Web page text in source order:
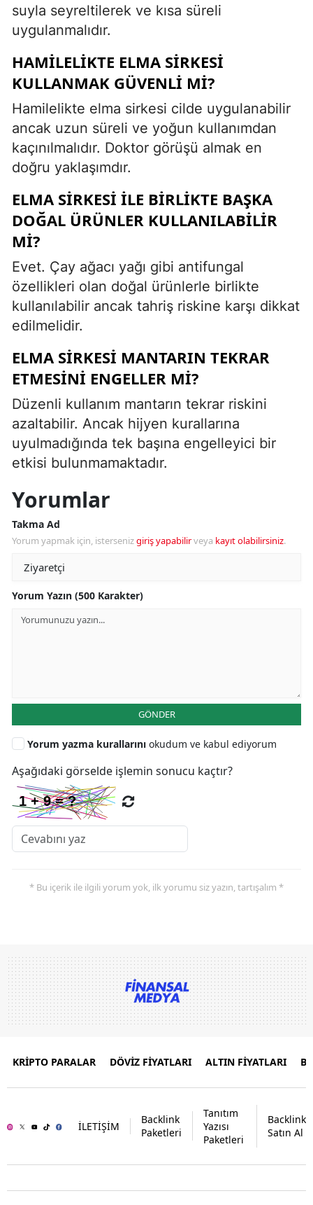
suyla seyreltilerek ve kısa süreli
uygulanmalıdır.
HAMILELIKTE ELMA SIRKESI
KULLANMAK GÜVENLI MI?
Hamilelikte elma sirkesi cilde uygulanabilir
ancak uzun süreli ve yoğun kullanımdan
kaçınılmalıdır. Doktor görüşü almak en
doğru yaklaşımdır.
ELMA SIRKESI ILE BIRLIKTE BAŞKA
DOĞAL ÜRÜNLER KULLANILABILIR
MI?
Evet. Çay ağacı yağı gibi antifungal
özellikleri olan doğal ürünlerle birlikte
kullanılabilir ancak tahriş riskine karşı dikkat
edilmelidir.
ELMA SIRKESI MANTARIN TEKRAR
ETMESINI ENGELLER MI?
Düzenli kullanım mantarın tekrar riskini
azaltabilir. Ancak hijyen kurallarına
uyulmadığında tek başına engelleyici bir
etkisi bulunmamaktadır.
Yorumlar
Takma Ad
Yorum yapmak için, istersenizgiriş yapabilirveya kayıt olabilirsiniz.
Yorum Yazın (500 Karakter)
GÖNDER
Yorum yazma kurallarını okudum ve kabul ediyorum
Aşağıdaki görselde işlemin sonucu kaçtır?
* Bu içerik ile ilgili yorum yok, ilk yorumu siz yazın, tartışalım *
KRİPTO PARALAR DÖVİZ FİYATLARI ALTIN FİYATLARI
İLETİŞİM
Backlink
Paketleri
Tanıtım
Yazısı
Paketleri
Backlink
Satın Al